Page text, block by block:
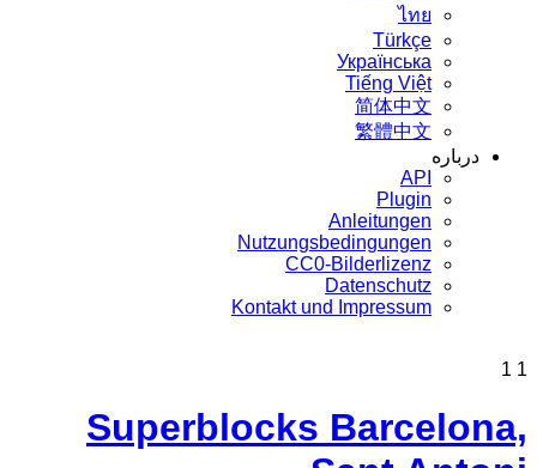
ไทย
Türkçe
Українська
Tiếng Việt
简体中文
繁體中文
درباره
API
Plugin
Anleitungen
Nutzungsbedingungen
CC0-Bilderlizenz
Datenschutz
Kontakt und Impressum
1
1
Superblocks Barcelona,